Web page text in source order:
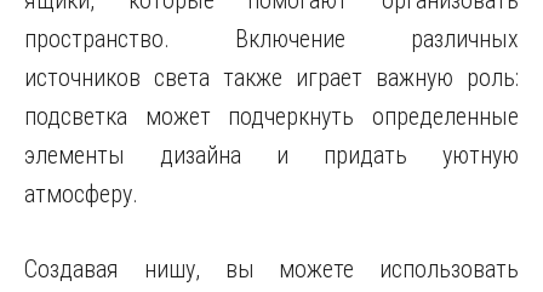
пространство. Включение различных
источников света также играет важную роль:
подсветка может подчеркнуть определенные
элементы дизайна и придать уютную
атмосферу.
Создавая нишу, вы можете использовать